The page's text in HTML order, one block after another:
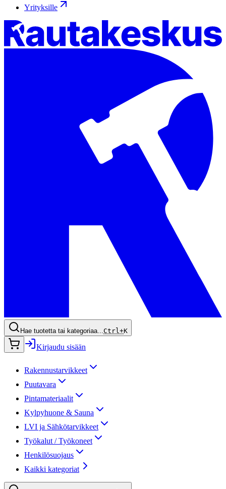
Yrityksille
Hae tuotetta tai kategoriaa...Ctrl+K
Kirjaudu sisään
Rakennustarvikkeet
Puutavara
Pintamateriaalit
Kylpyhuone & Sauna
LVI ja Sähkötarvikkeet
Työkalut / Työkoneet
Henkilösuojaus
Kaikki kategoriat